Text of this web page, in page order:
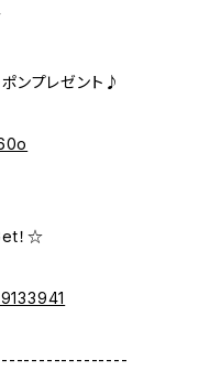
ンプレゼント♪
！☆